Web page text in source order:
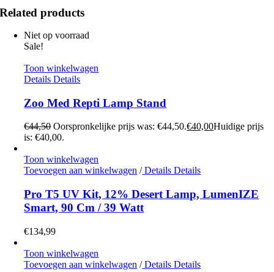
Related products
Niet op voorraad
Sale!
Toon winkelwagen
Details Details
Zoo Med Repti Lamp Stand
€44,50 Oorspronkelijke prijs was: €44,50.€40,00Huidige prijs
is: €40,00.
Toon winkelwagen
Toevoegen aan winkelwagen /Details Details
Pro T5 UV Kit, 12% Desert Lamp, LumenIZE
Smart, 90 Cm / 39 Watt
€134,99
Toon winkelwagen
Toevoegen aan winkelwagen /Details Details